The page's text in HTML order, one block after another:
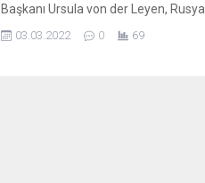
Başkanı Ursula von der Leyen, Rusya
avroluk insani yardım yapacaklarını
03.03.2022 0 69